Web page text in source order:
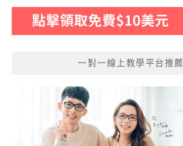
一對一線上教學平台推薦